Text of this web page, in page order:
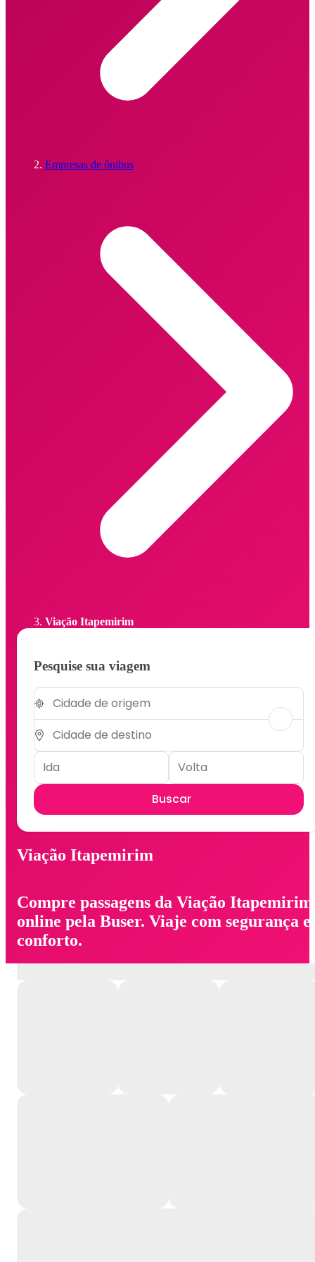
Empresas de ônibus
Viação Itapemirim
Viação Itapemirim
Compre passagens da Viação Itapemirim
online pela Buser. Viaje com segurança e
conforto.
Pesquise sua viagem
Buscar